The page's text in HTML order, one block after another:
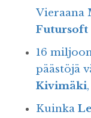
Vieraana
Futursoft
16
päästöjä
Kivimäki,
Kuinka